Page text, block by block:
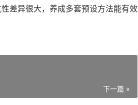
差异很大，养成多套预设方法能有效
下一篇 »